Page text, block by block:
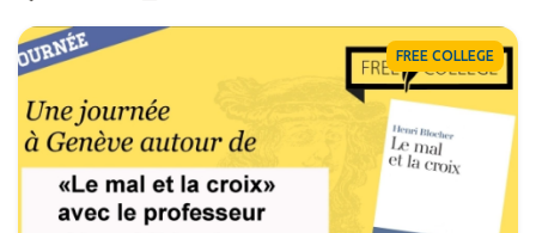
FREE COLLEGE